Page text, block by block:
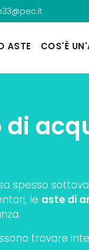
ASTE COS'È
spesso
le aste di
trovare